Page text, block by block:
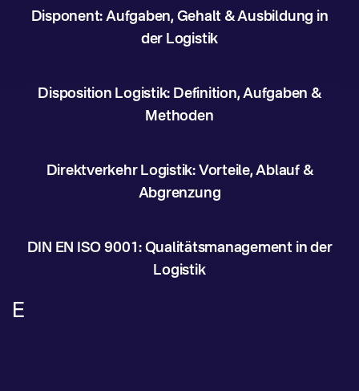
Disponent: Aufgaben, Gehalt & Ausbildung in
der Logistik
Disposition Logistik: Definition, Aufgaben &
Methoden
Direktverkehr Logistik: Vorteile, Ablauf &
Abgrenzung
DIN EN ISO 9001: Qualitätsmanagement in der
Logistik
E